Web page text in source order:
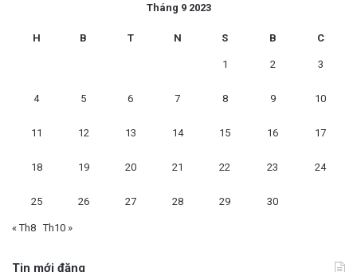
Tháng 9 2023
H B T N S B C
1 2 3
4 5 6 7 8 9 10
11 12 13 14 15 16 17
18 19 20 21 22 23 24
25 26 27 28 29 30
« Th8 Th10 »
Tin mới đăng